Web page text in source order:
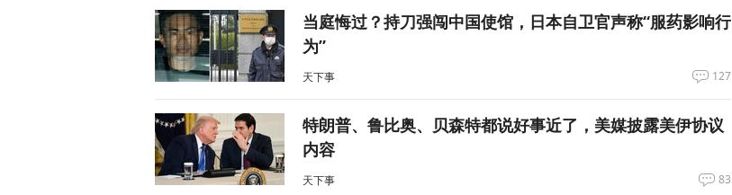
当庭悔过？持刀强闯中国使馆，日本自卫官声称“服药影响行
为”
天下事 127
特朗普、鲁比奥、贝森特都说好事近了，美媒披露美伊协议
内容
天下事 83